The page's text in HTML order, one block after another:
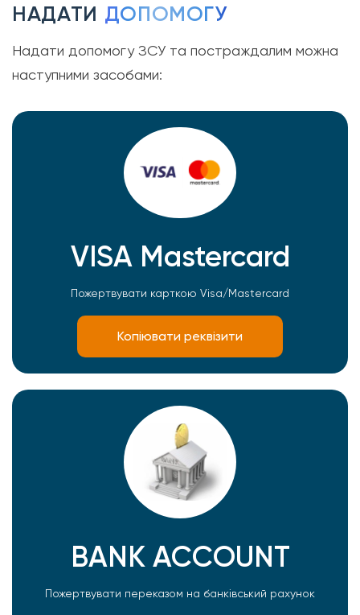
НАДАТИ ДОПОМОГУ
Надати допомогу ЗСУ та постраждалим можна
наступними засобами:
VISA Mastercard
Пожертвувати карткою Visa/Mastercard
Копіювати реквізити
BANK ACCOUNT
Пожертвувати переказом на банківський рахунок